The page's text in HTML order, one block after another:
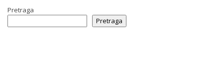
Pretraga
Pretraga